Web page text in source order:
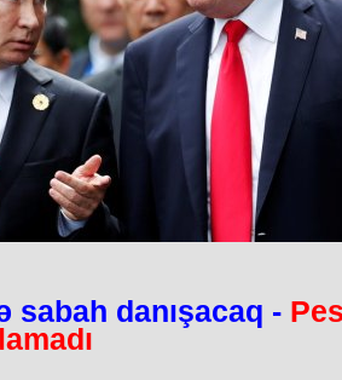
sabah danışacaq -